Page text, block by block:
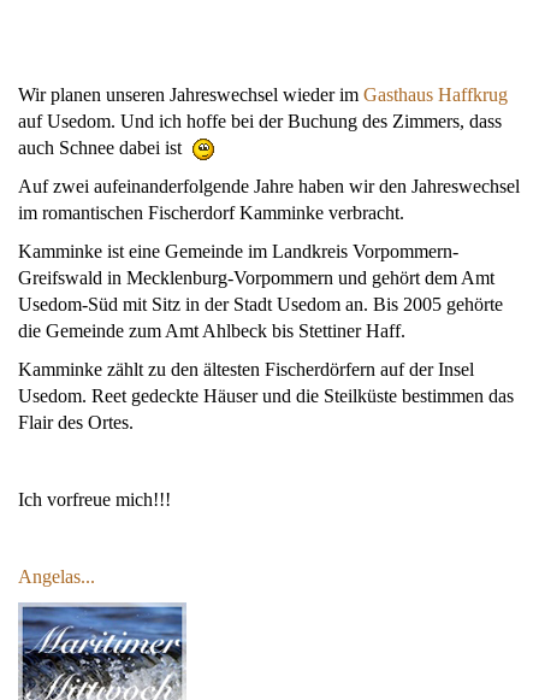
Wir planen unseren Jahreswechsel wieder im Gasthaus Haffkrug
auf Usedom. Und ich hoffe bei der Buchung des Zimmers, dass
auch Schnee dabei ist
Auf zwei aufeinanderfolgende Jahre haben wir den Jahreswechsel
im romantischen Fischerdorf Kamminke verbracht.
Kamminke ist eine Gemeinde im Landkreis Vorpommern-
Greifswald in Mecklenburg-Vorpommern und gehört dem Amt
Usedom-Süd mit Sitz in der Stadt Usedom an. Bis 2005 gehörte
die Gemeinde zum Amt Ahlbeck bis Stettiner Haff.
Kamminke zählt zu den ältesten Fischerdörfern auf der Insel
Usedom. Reet gedeckte Häuser und die Steilküste bestimmen das
Flair des Ortes.
Ich vorfreue mich!!!
Angelas...